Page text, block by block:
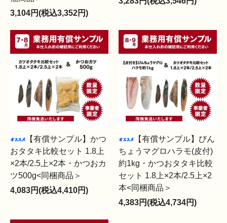
3,104円(税込3,352円)
【有償サンプル】かつ
おタタキ比較セット 1.8上
×2本/2.5上×2本・かつおカ
ツ500g<同梱商品＞
4,083円(税込4,410円)
【有償サンプル】びん
ちょうマグロハラモ(皮付)
約1kg・かつおタタキ比較
セット 1.8上×2本/2.5上×2
本<同梱商品＞
4,383円(税込4,734円)